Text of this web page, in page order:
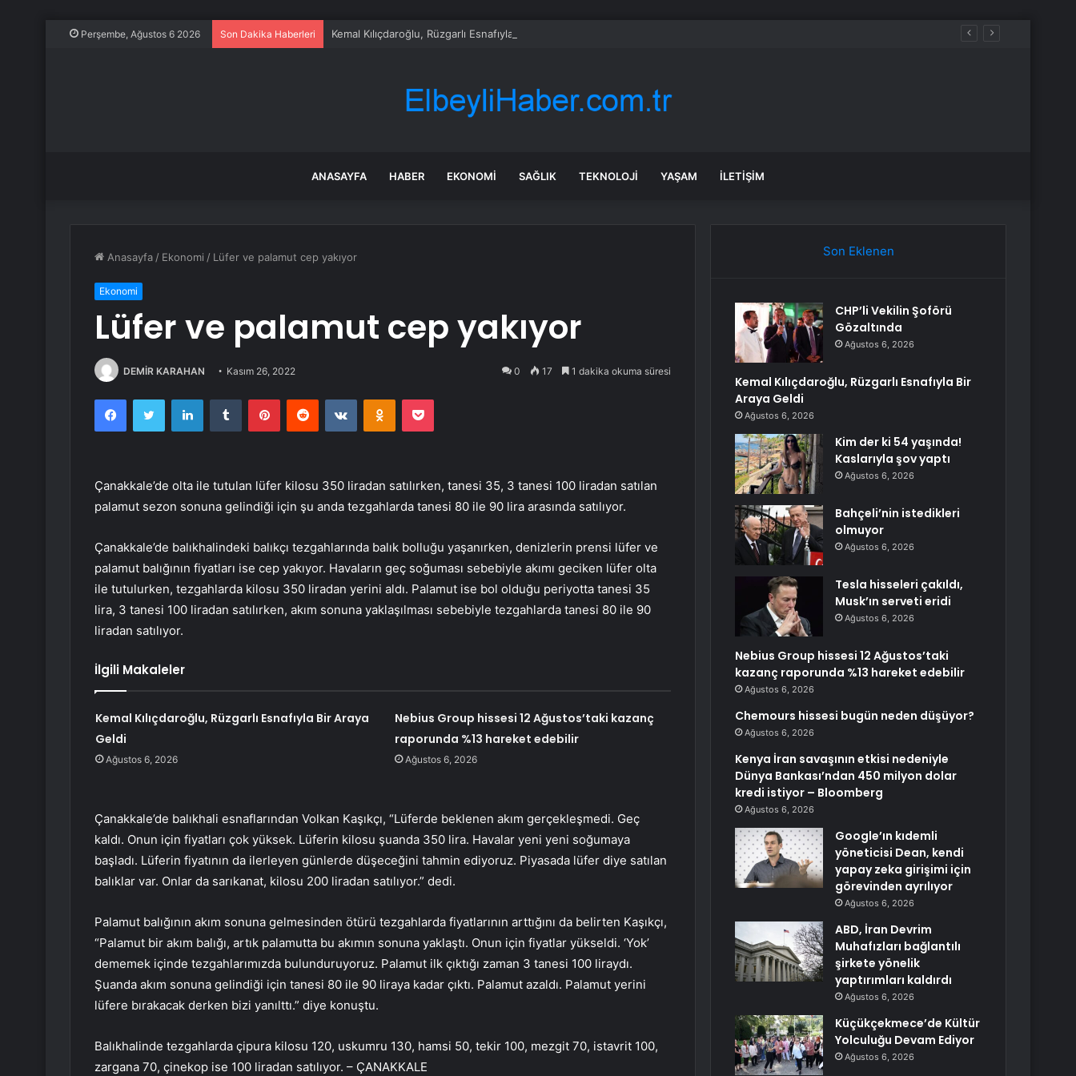
Perşembe, Ağustos 6 2026 Son Dakika Haberleri Kemal Kılıçdaroğlu, Rüzgarlı Esnafıyla Bir Araya Geldi
ANASAYFA HABER EKONOMI SAĞLIK TEKNOLOJI YAŞAM İLETIŞIM
Anasayfa / Ekonomi / Lüfer ve palamut cep yakıyor
Ekonomi
Lüfer ve palamut cep yakıyor
DEMİR KARAHAN Kasım 26, 2022 0 17 1 dakika okuma süresi
FacebookTwitter LinkedInTumblr PinterestReddit VKontakteOdnoklassniki
Pocket
Çanakkale’de olta ile tutulan lüfer kilosu 350 liradan satılırken, tanesi 35, 3 tanesi 100 liradan satılan
palamut sezon sonuna gelindiği için şu anda tezgahlarda tanesi 80 ile 90 lira arasında satılıyor.
Çanakkale’de balıkhalindeki balıkçı tezgahlarında balık bolluğu yaşanırken, denizlerin prensi lüfer ve
palamut balığının fiyatları ise cep yakıyor. Havaların geç soğuması sebebiyle akımı geciken lüfer olta
ile tutulurken, tezgahlarda kilosu 350 liradan yerini aldı. Palamut ise bol olduğu periyotta tanesi 35
lira, 3 tanesi 100 liradan satılırken, akım sonuna yaklaşılması sebebiyle tezgahlarda tanesi 80 ile 90
liradan satılıyor.
İlgili Makaleler
Kemal Kılıçdaroğlu, Rüzgarlı Esnafıyla Bir Araya
Geldi
Ağustos 6, 2026
Nebius Group hissesi 12 Ağustos’taki kazanç
raporunda %13 hareket edebilir
Ağustos 6, 2026
Çanakkale’de balıkhali esnaflarından Volkan Kaşıkçı, “Lüferde beklenen akım gerçekleşmedi. Geç
kaldı. Onun için fiyatları çok yüksek. Lüferin kilosu şuanda 350 lira. Havalar yeni yeni soğumaya
başladı. Lüferin fiyatının da ilerleyen günlerde düşeceğini tahmin ediyoruz. Piyasada lüfer diye satılan
balıklar var. Onlar da sarıkanat, kilosu 200 liradan satılıyor.” dedi.
Palamut balığının akım sonuna gelmesinden ötürü tezgahlarda fiyatlarının arttığını da belirten Kaşıkçı,
“Palamut bir akım balığı, artık palamutta bu akımın sonuna yaklaştı. Onun için fiyatlar yükseldi. ‘Yok’
dememek içinde tezgahlarımızda bulunduruyoruz. Palamut ilk çıktığı zaman 3 tanesi 100 liraydı.
Şuanda akım sonuna gelindiği için tanesi 80 ile 90 liraya kadar çıktı. Palamut azaldı. Palamut yerini
lüfere bırakacak derken bizi yanılttı.” diye konuştu.
Balıkhalinde tezgahlarda çipura kilosu 120, uskumru 130, hamsi 50, tekir 100, mezgit 70, istavrit 100,
zargana 70, çinekop ise 100 liradan satılıyor. – ÇANAKKALE
Son Eklenen
CHP’li Vekilin Şoförü
Gözaltında
Ağustos 6, 2026
Kemal Kılıçdaroğlu, Rüzgarlı Esnafıyla Bir
Araya Geldi
Ağustos 6, 2026
Kim der ki 54 yaşında!
Kaslarıyla şov yaptı
Ağustos 6, 2026
Bahçeli’nin istedikleri
olmuyor
Ağustos 6, 2026
Tesla hisseleri çakıldı,
Musk’ın serveti eridi
Ağustos 6, 2026
Nebius Group hissesi 12 Ağustos’taki
kazanç raporunda %13 hareket edebilir
Ağustos 6, 2026
Chemours hissesi bugün neden düşüyor?
Ağustos 6, 2026
Kenya İran savaşının etkisi nedeniyle
Dünya Bankası’ndan 450 milyon dolar
kredi istiyor – Bloomberg
Ağustos 6, 2026
Google’ın kıdemli
yöneticisi Dean, kendi
yapay zeka girişimi için
görevinden ayrılıyor
Ağustos 6, 2026
ABD, İran Devrim
Muhafızları bağlantılı
şirkete yönelik
yaptırımları kaldırdı
Ağustos 6, 2026
Küçükçekmece’de Kültür
Yolculuğu Devam Ediyor
Ağustos 6, 2026